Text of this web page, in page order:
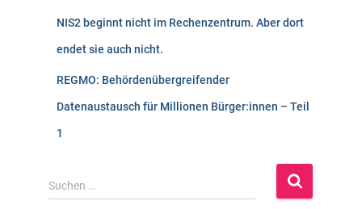
NIS2 beginnt nicht im Rechenzentrum. Aber dort
endet sie auch nicht.
REGMO: Behördenübergreifender
Datenaustausch für Millionen Bürger:innen – Teil
1
S
u
Suchen …